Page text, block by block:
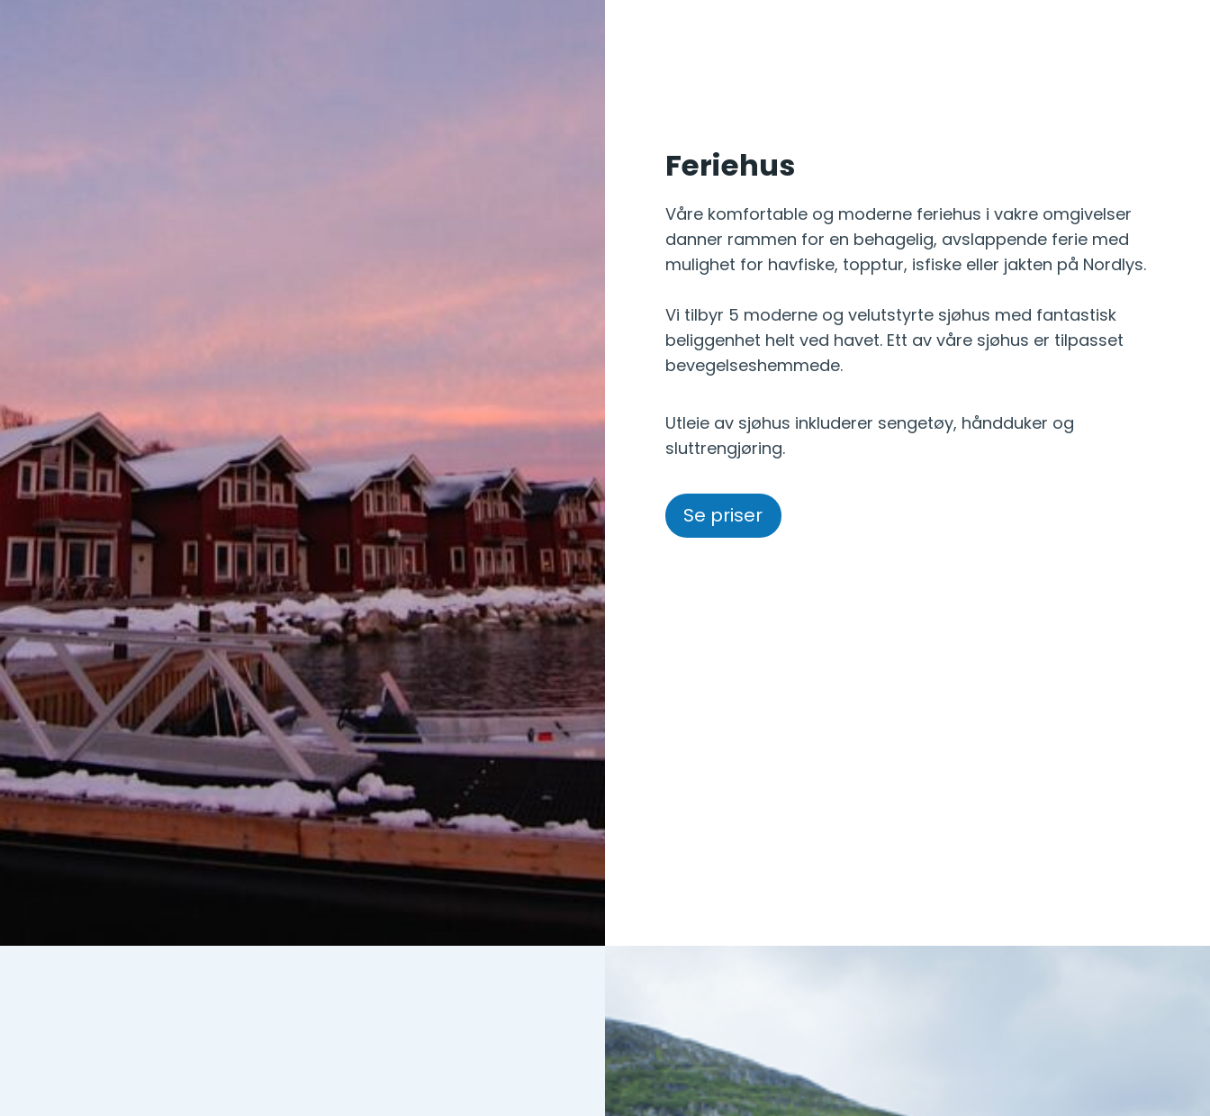
Feriehus
Våre komfortable og moderne feriehus i vakre omgivelser
danner rammen for en behagelig, avslappende ferie med
mulighet for havfiske, topptur, isfiske eller jakten på Nordlys.
Vi tilbyr 5 moderne og velutstyrte sjøhus med fantastisk
beliggenhet helt ved havet. Ett av våre sjøhus er tilpasset
bevegelseshemmede.
Utleie av sjøhus inkluderer sengetøy, håndduker og
sluttrengjøring.
Se priser